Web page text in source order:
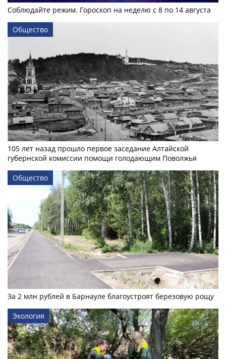
Соблюдайте режим. Гороскоп на неделю с 8 по 14 августа
Общество
105 лет назад прошло первое заседание Алтайской
губернской комиссии помощи голодающим Поволжья
Общество
За 2 млн рублей в Барнауле благоустроят березовую рощу
Экология